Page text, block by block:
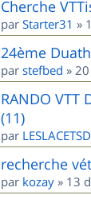
Cherche
par Starter31 »
24ème
par stefbed »
RANDO VTT
(11)
par
recherche
par kozay » 13